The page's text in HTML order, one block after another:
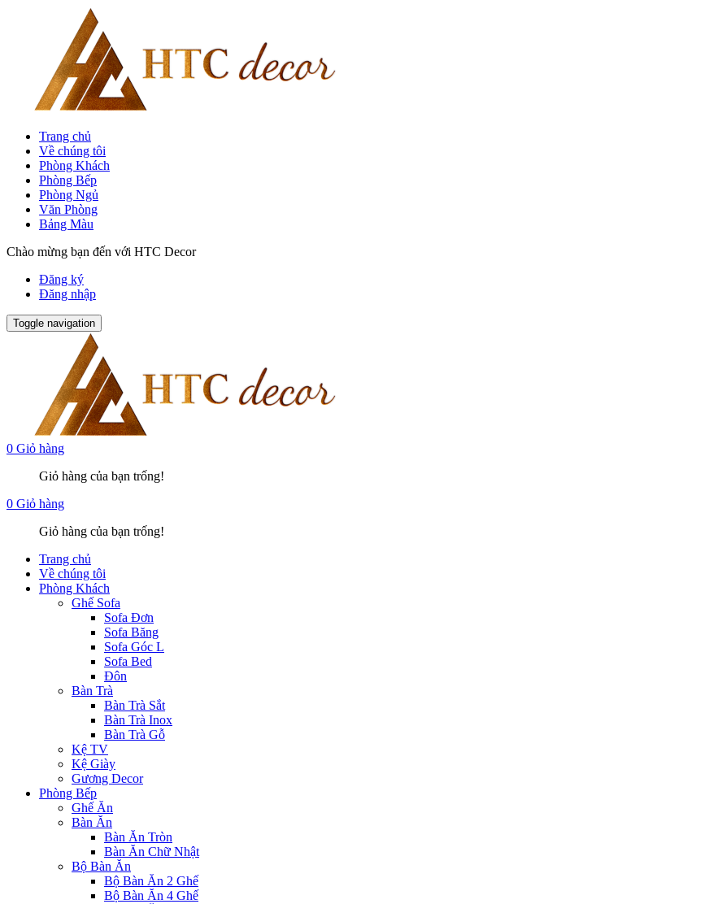
Trang chủ
Về chúng tôi
Phòng Khách
Phòng Bếp
Phòng Ngủ
Văn Phòng
Bảng Màu
Chào mừng bạn đến với HTC Decor
Đăng ký
Đăng nhập
Toggle navigation
0 Giỏ hàng
Giỏ hàng của bạn trống!
0 Giỏ hàng
Giỏ hàng của bạn trống!
Trang chủ
Về chúng tôi
Phòng Khách
Ghế Sofa
Sofa Đơn
Sofa Băng
Sofa Góc L
Sofa Bed
Đôn
Bàn Trà
Bàn Trà Sắt
Bàn Trà Inox
Bàn Trà Gỗ
Kệ TV
Kệ Giày
Gương Decor
Phòng Bếp
Ghế Ăn
Bàn Ăn
Bàn Ăn Tròn
Bàn Ăn Chữ Nhật
Bộ Bàn Ăn
Bộ Bàn Ăn 2 Ghế
Bộ Bàn Ăn 4 Ghế